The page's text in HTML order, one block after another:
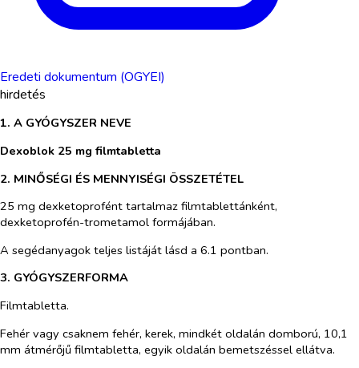
Eredeti dokumentum (OGYEI)
hirdetés
1. A GYÓGYSZER NEVE
Dexoblok 25 mg filmtabletta
2. MINŐSÉGI ÉS MENNYISÉGI ÖSSZETÉTEL
25 mg dexketoprofént tartalmaz filmtablettánként,
dexketoprofén-trometamol formájában.
A segédanyagok teljes listáját lásd a 6.1 pontban.
3. GYÓGYSZERFORMA
Filmtabletta.
Fehér vagy csaknem fehér, kerek, mindkét oldalán domború, 10,1
mm átmérőjű filmtabletta, egyik oldalán bemetszéssel ellátva.